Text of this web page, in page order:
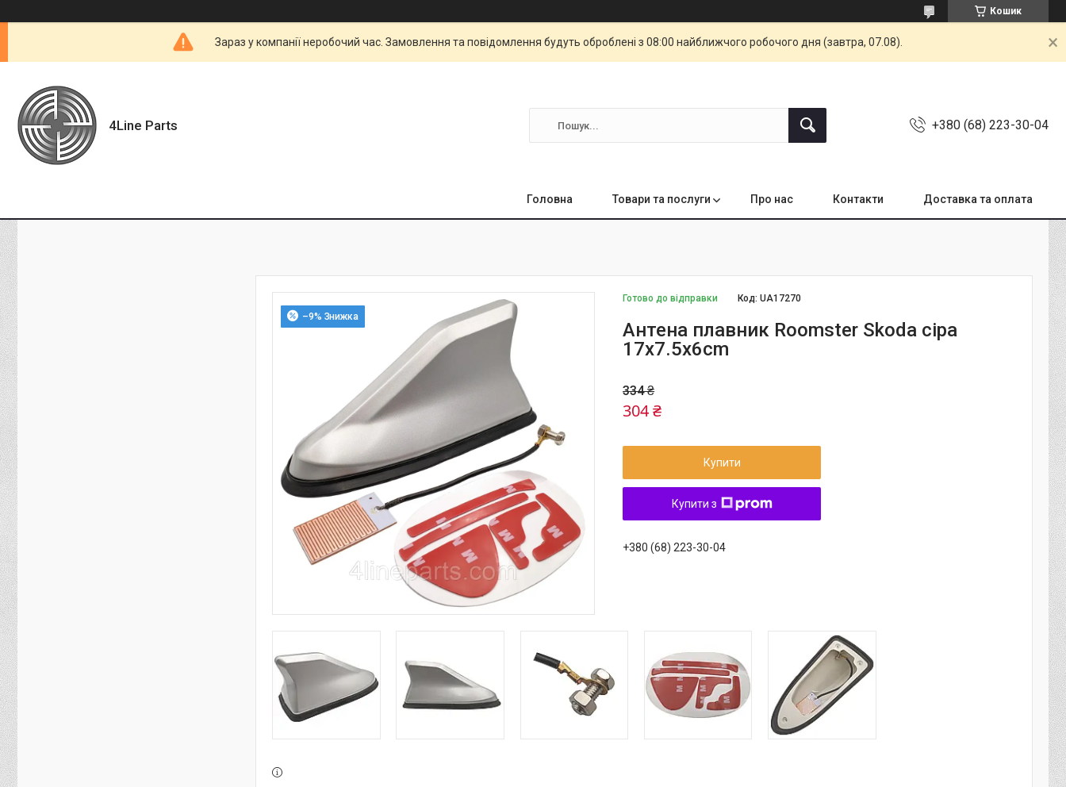
Кошик
Зараз у компанії неробочий час. Замовлення та повідомлення будуть оброблені з 08:00 найближчого робочого дня (завтра, 07.08).
4Line Parts +380 (68) 223-30-04
Головна Товари та послуги Про нас Контакти Доставка та оплата
–9%
Готово до відправки Код:UA17270
Антена плавник Roomster Skoda сіра
17x7.5x6cm
334 ₴
304 ₴
Купити
Купити з
+380 (68) 223-30-04